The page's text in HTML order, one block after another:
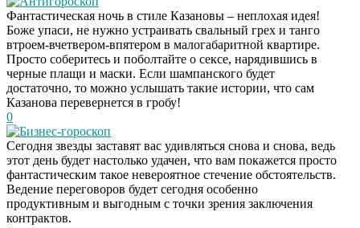
Фантастическая ночь в стиле Казановы – неплохая идея!
Боже упаси, не нужно устраивать свальный грех и танго
втроем-вчетвером-впятером в малогабаритной квартире.
Просто соберитесь и поболтайте о сексе, нарядившись в
черные плащи и маски. Если шампанского будет
достаточно, то можно услышать такие истории, что сам
Казанова перевернется в гробу!
0
Бизнес-гороскоп
Сегодня звезды заставят вас удивляться снова и снова, ведь
этот день будет настолько удачен, что вам покажется просто
фантастическим такое невероятное стечение обстоятельств.
Ведение переговоров будет сегодня особенно
продуктивным и выгодным с точки зрения заключения
контрактов.